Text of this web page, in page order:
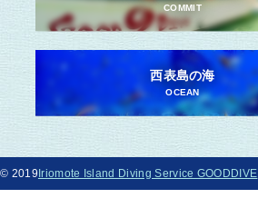
COMMIT
西表島の海
OCEAN
© 2019Iriomote Island Diving Service GOODDIVE